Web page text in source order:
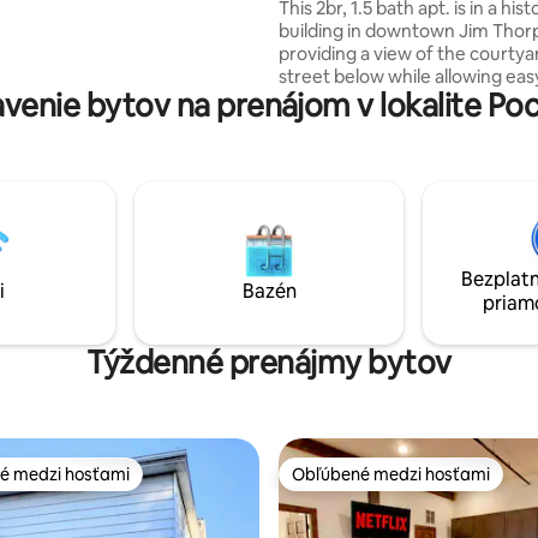
len pri odchode!
This 2br, 1.5 bath apt. is in a
building in downtown Jim
providing a view of the
street below while allowing
to the shops on Broadway!
medzi reštauráciami, barmi a
bicykel, potulujte sa
pamiatkami, nakupujte alebo
vlakom bez toho, aby ste
presunúť auto! Byt má parkovanie v
garáži! Garáž je malá, takže
bytov na prenájom v lokalite
Bazén
Týždenné prenájmy bytov
medzi hosťami
medzi hosťami Obľúbené medzi hosťami
Obľúbené medzi hosťami